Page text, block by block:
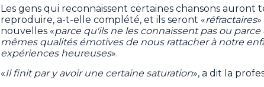
Les gens qui reconnaissent certaines chansons auront
reproduire, a-t-elle complété, et ils seront «réfractaires
nouvelles «parce qu'ils ne les connaissent pas ou
mêmes qualités émotives de nous rattacher à notre
expériences heureuses».
«Il finit par y avoir une certaine saturation», a dit la